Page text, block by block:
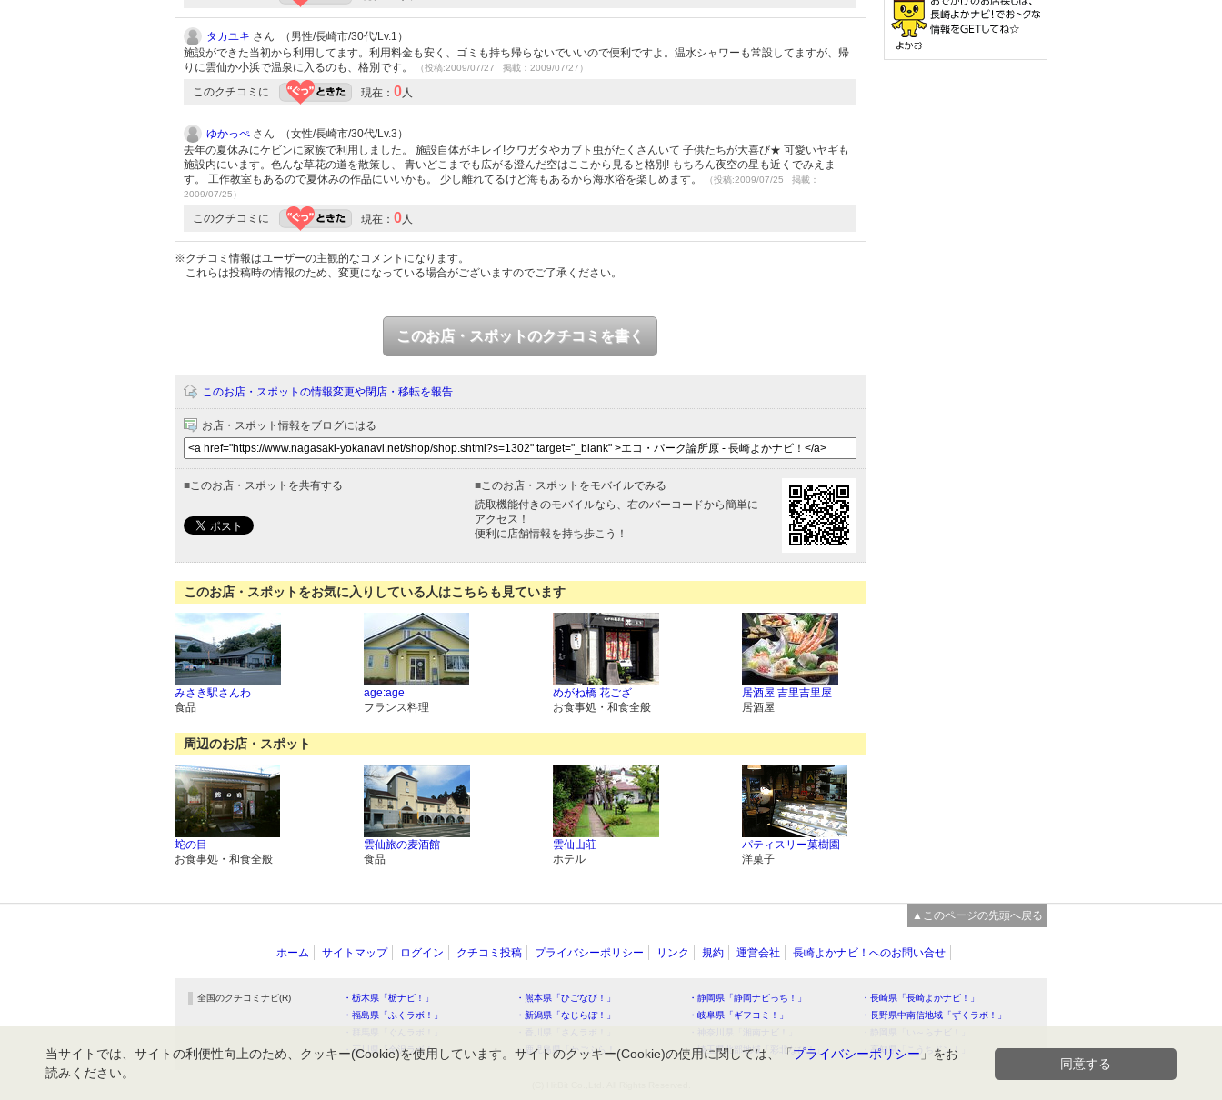
タカユキ さん （男性/長崎市/30代/Lv.1）
施設ができた当初から利用してます。利用料金も安く、ゴミも持ち帰らないでいいので便利ですよ。温水シャワーも常設してますが、帰
りに雲仙か小浜で温泉に入るのも、格別です。
（投稿:2009/07/27 掲載：2009/07/27）
このクチコミに 現在： 0人
ゆかっぺ さん （女性/長崎市/30代/Lv.3）
去年の夏休みにケビンに家族で利用しました。 施設自体がキレイ!クワガタやカブト虫がたくさんいて 子供たちが大喜び★ 可愛いヤギも
施設内にいます。色んな草花の道を散策し、 青いどこまでも広がる澄んだ空はここから見ると格別! もちろん夜空の星も近くでみえま
す。 工作教室もあるので夏休みの作品にいいかも。 少し離れてるけど海もあるから海水浴を楽しめます。
（投稿:2009/07/25 掲載：
2009/07/25）
このクチコミに 現在： 0人
※クチコミ情報はユーザーの主観的なコメントになります。
これらは投稿時の情報のため、変更になっている場合がございますのでご了承ください。
このお店・スポットのクチコミを書く
このお店・スポットの情報変更や閉店・移転を報告
お店・スポット情報をブログにはる
■このお店・スポットを共有する ■このお店・スポットをモバイルでみる
読取機能付きのモバイルなら、右のバーコードから簡単に
アクセス！
便利に店舗情報を持ち歩こう！
このお店・スポットをお気に入りしている人はこちらも見ています
みさき駅さんわ
食品
age:age
フランス料理
めがね橋 花ござ
お食事処・和食全般
居酒屋 吉里吉里屋
居酒屋
周辺のお店・スポット
蛇の目
お食事処・和食全般
雲仙旅の麦酒館
食品
雲仙山荘
ホテル
パティスリー菓樹園
洋菓子
▲このページの先頭へ戻る
ホーム サイトマップ ログイン クチコミ投稿 プライバシーポリシー リンク 規約 運営会社 長崎よかナビ！へのお問い合せ
全国のクチコミナビ(R) ・栃木県「栃ナビ！」 ・熊本県「ひごなび！」 ・静岡県「静岡ナビっち！」
・長崎県「長崎よかナビ！」
・福島県「ふくラボ！」
・新潟県「なじらぼ！」 ・岐阜県「ギフコミ！」
・長野県中南信地域「ずくラボ！」
・石川県「金沢ラボ！」
・鹿児島県「かごぶら！」 ・埼玉県北部地域「彩北なび！」 ・高知県「こうちドン！」
当サイトでは、サイトの利便性向上のため、クッキー(Cookie)を使用しています。サイトのクッキー(Cookie)の使用に関しては、「プライバシーポリシー 」をお
読みください。
同意する